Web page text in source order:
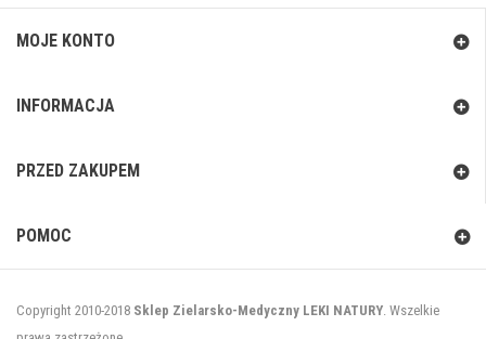
MOJE KONTO
INFORMACJA
PRZED ZAKUPEM
POMOC
Copyright 2010-2018 Sklep Zielarsko-Medyczny LEKI NATURY. Wszelkie